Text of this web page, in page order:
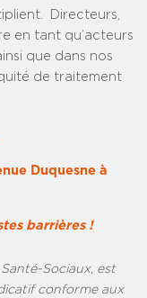
Directeurs,
en tant qu’acteurs
que dans nos
de traitement
Duquesne à
barrières !
Santé-Sociaux, est
conforme aux